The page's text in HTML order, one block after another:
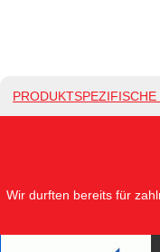
Wir durften bereits für